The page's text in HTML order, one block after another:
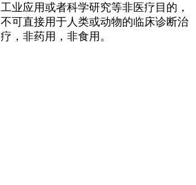
工业应用或者科学研究等非医疗目的，
不可直接用于人类或动物的临床诊断治
疗，非药用，非食用。